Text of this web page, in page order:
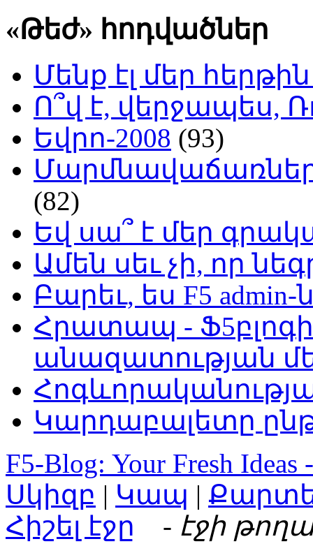
«Թեժ» հոդվածներ
Մենք էլ մեր
Ո՞վ է, վերջապես,
Եվրո-2008 (93)
Մարմնավաճառներ
(82)
Եվ սա՞ է մեր
Ամեն սեւ չի, որ
Բարեւ, ես F5 admin-
Հրատապ -
անազատության
Կարդաբալետը
F5-Blog: Your Fresh Ideas
Սկիզբ | Կապ |
Հիշել էջը
- էջի